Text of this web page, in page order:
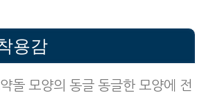
용감
돌 모양의 동글 동글한 모양에 전